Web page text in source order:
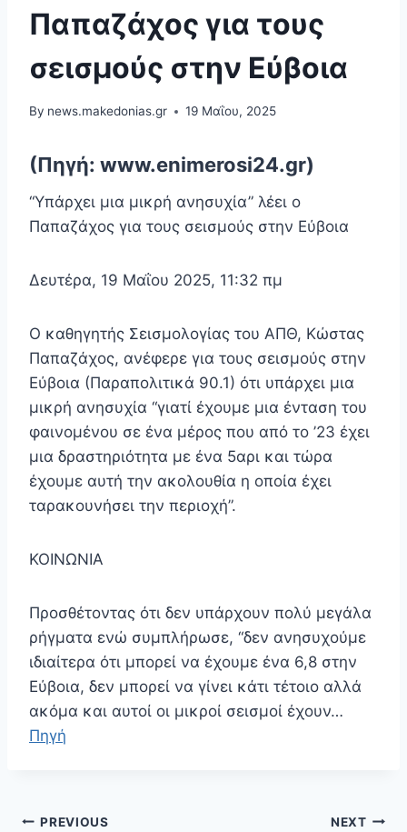
Παπαζάχος για τους
σεισμούς στην Εύβοια
By news.makedonias.gr 19 Μαΐου, 2025
(Πηγή: www.enimerosi24.gr)
“Υπάρχει μια μικρή ανησυχία” λέει ο
Παπαζάχος για τους σεισμούς στην Εύβοια
Δευτέρα, 19 Μαΐου 2025, 11:32 πμ
Ο καθηγητής Σεισμολογίας του ΑΠΘ, Κώστας
Παπαζάχος, ανέφερε για τους σεισμούς στην
Εύβοια (Παραπολιτικά 90.1) ότι υπάρχει μια
μικρή ανησυχία “γιατί έχουμε μια ένταση του
φαινομένου σε ένα μέρος που από το ’23 έχει
μια δραστηριότητα με ένα 5αρι και τώρα
έχουμε αυτή την ακολουθία η οποία έχει
ταρακουνήσει την περιοχή”.
ΚΟΙΝΩΝΙΑ
Προσθέτοντας ότι δεν υπάρχουν πολύ μεγάλα
ρήγματα ενώ συμπλήρωσε, “δεν ανησυχούμε
ιδιαίτερα ότι μπορεί να έχουμε ένα 6,8 στην
Εύβοια, δεν μπορεί να γίνει κάτι τέτοιο αλλά
ακόμα και αυτοί οι μικροί σεισμοί έχουν…
Πηγή
Πλοήγηση
PREVIOUS NEXT